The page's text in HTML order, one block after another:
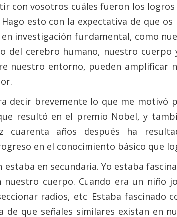
con vosotros cuáles fueron los
esto con la expectativa de que os
investigación fundamental, como
del cerebro humano, nuestro cuerpo
nuestro entorno, pueden amplificar
decir brevemente lo que me motivó
resultó en el premio Nobel, y
años después ha
en el conocimiento básico que
estaba en secundaria. Yo estaba
nuestro cuerpo. Cuando era un niño
radios, etc. Estaba fascinado
de que señales similares existan en